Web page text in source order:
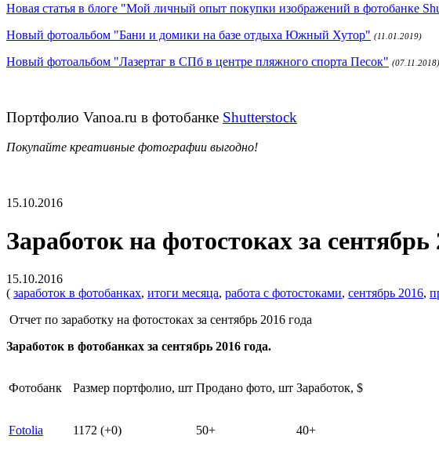
Новая статья в блоге "Мой личный опыт покупки изображений в фотобанке
Новый фотоальбом "Бани и домики на базе отдыха Южный Хутор" (11.01.2019)
Новый фотоальбом "Лазертаг в СПб в центре пляжного спорта Песок" (07.11.2018)
Портфолио Vanoa.ru в фотобанке Shutterstock
Покупайте креативные фотографии выгодно!
15.10.2016
Заработок на фотостоках за сентябрь
15.10.2016
( заработок в фотобанках, итоги месяца, работа с фотостоками, сентябрь 2016,
Отчет по заработку на фотостоках за сентябрь 2016 года
Заработок в фотобанках за сентябрь 2016 года.
Фотобанк Размер портфолио, шт Продано фото, шт Заработок, $
Fotolia 1172 (+0) 50+ 40+